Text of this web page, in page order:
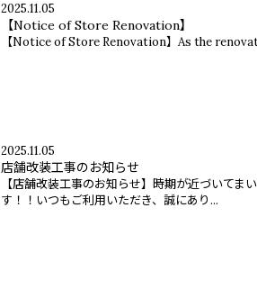
2025.11.05
【Notice of Store Renovation】
【Notice of Store Renovation】As the
2025.11.05
店舗改装工事のお知らせ
【店舗改装工事のお知らせ】時期が近づいてま
す！！いつもご利用いただき、誠にあり...